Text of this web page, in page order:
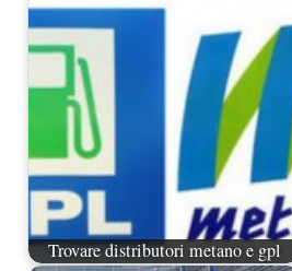
Trovare distributori metano e gpl